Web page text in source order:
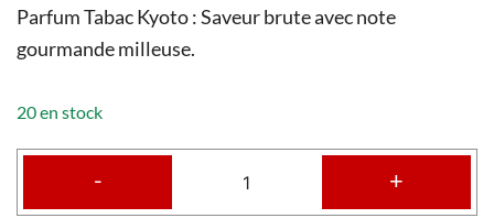
Parfum Tabac Kyoto : Saveur brute avec note
gourmande milleuse.
20 en stock
- +